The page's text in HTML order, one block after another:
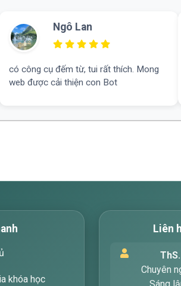
Ngô Lan
có công cụ đếm từ, tui rất thích. Mong
web được cải thiện con Bot
hỗ
khóa học
Liên
Chuyên
Sáng